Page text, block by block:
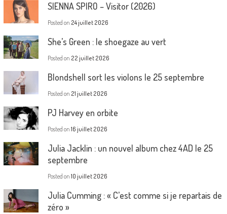
SIENNA SPIRO – Visitor (2026)
Posted on 24 juillet 2026
She’s Green : le shoegaze au vert
Posted on 22 juillet 2026
Blondshell sort les violons le 25 septembre
Posted on 21 juillet 2026
PJ Harvey en orbite
Posted on 16 juillet 2026
Julia Jacklin : un nouvel album chez 4AD le 25
septembre
Posted on 10 juillet 2026
Julia Cumming : « C’est comme si je repartais de
zéro »